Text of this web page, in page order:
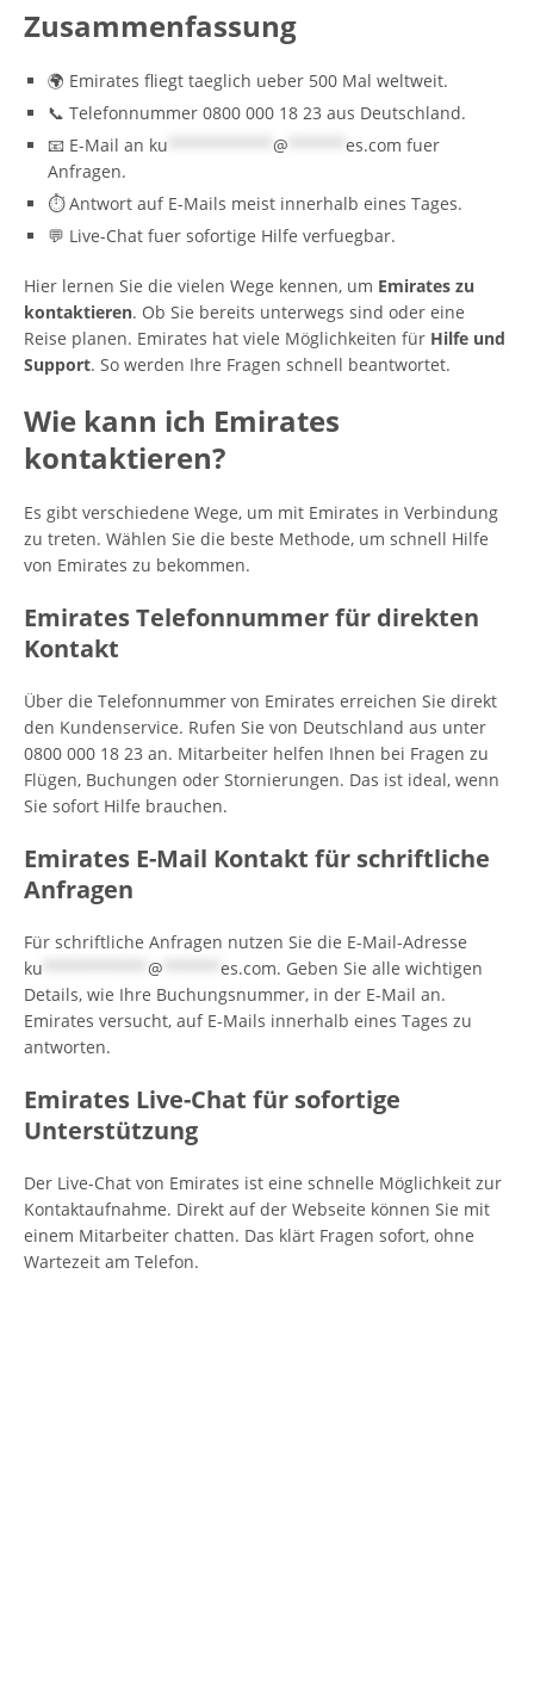
Zusammenfassung
🌍 Emirates fliegt taeglich ueber 500 Mal weltweit.
📞 Telefonnummer 0800 000 18 23 aus Deutschland.
📧 E-Mail an ku @ es.com fuer
Anfragen.
⏱️ Antwort auf E-Mails meist innerhalb eines Tages.
💬 Live-Chat fuer sofortige Hilfe verfuegbar.
Hier lernen Sie die vielen Wege kennen, um Emirates zu
kontaktieren. Ob Sie bereits unterwegs sind oder eine
Reise planen. Emirates hat viele Möglichkeiten für Hilfe und
Support. So werden Ihre Fragen schnell beantwortet.
Wie kann ich Emirates
kontaktieren?
Es gibt verschiedene Wege, um mit Emirates in Verbindung
zu treten. Wählen Sie die beste Methode, um schnell Hilfe
von Emirates zu bekommen.
Emirates Telefonnummer für direkten
Kontakt
Über die Telefonnummer von Emirates erreichen Sie direkt
den Kundenservice. Rufen Sie von Deutschland aus unter
0800 000 18 23 an. Mitarbeiter helfen Ihnen bei Fragen zu
Flügen, Buchungen oder Stornierungen. Das ist ideal, wenn
Sie sofort Hilfe brauchen.
Emirates E-Mail Kontakt für schriftliche
Anfragen
Für schriftliche Anfragen nutzen Sie die E-Mail-Adresse
ku
@ es.com. Geben Sie alle wichtigen
Details, wie Ihre Buchungsnummer, in der E-Mail an.
Emirates versucht, auf E-Mails innerhalb eines Tages zu
antworten.
Emirates Live-Chat für sofortige
Unterstützung
Der Live-Chat von Emirates ist eine schnelle Möglichkeit zur
Kontaktaufnahme. Direkt auf der Webseite können Sie mit
einem Mitarbeiter chatten. Das klärt Fragen sofort, ohne
Wartezeit am Telefon.